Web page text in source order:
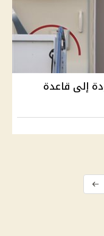
إلى قاعدة